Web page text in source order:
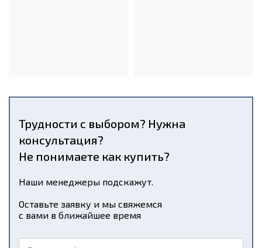
Трудности с выбором? Нужна
консультация?
Не понимаете как купить?
Наши менеджеры подскажут.
Оставьте заявку и мы свяжемся
с вами в ближайшее время